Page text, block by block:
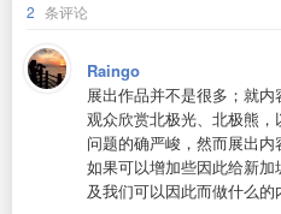
2 条评论
Raingo
展出作品并不是很多；就
观众欣赏北极光、北极熊
问题的确严峻，然而展出内
如果可以增加些因此给新
及我们可以因此而做什么的